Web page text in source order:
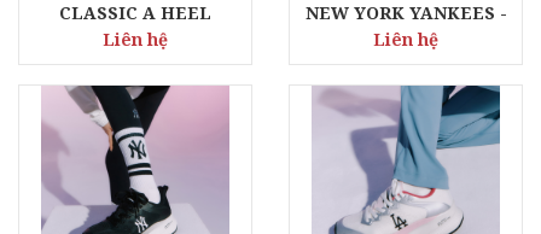
CLASSIC A HEEL
MONOGRAM NEW YORK
YANKEES
Liên hệ
NEW YORK YANKEES -
GOLD
Liên hệ